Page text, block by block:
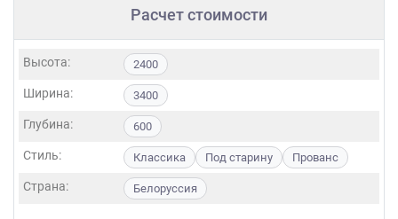
Расчет стоимости
Высота: 2400
Ширина: 3400
Глубина: 600
Стиль: Классика Под старину Прованс
Страна: Белоруссия